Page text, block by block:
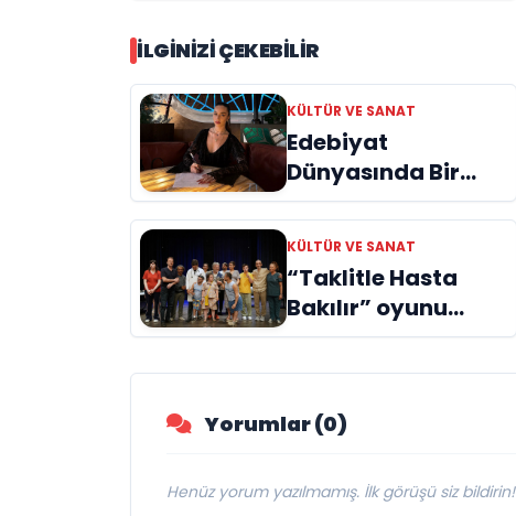
İLGINIZI ÇEKEBILIR
KÜLTÜR VE SANAT
Edebiyat
Dünyasında Bir
Genç Deha
Doğuyor: Dilruba
Engin ve Zift Karası
Evreni ‘AVENOİR’
KÜLTÜR VE SANAT
“Taklitle Hasta
Bakılır” oyunu
engelleri sanatla
aştı
Yorumlar (0)
Henüz yorum yazılmamış. İlk görüşü siz bildirin!